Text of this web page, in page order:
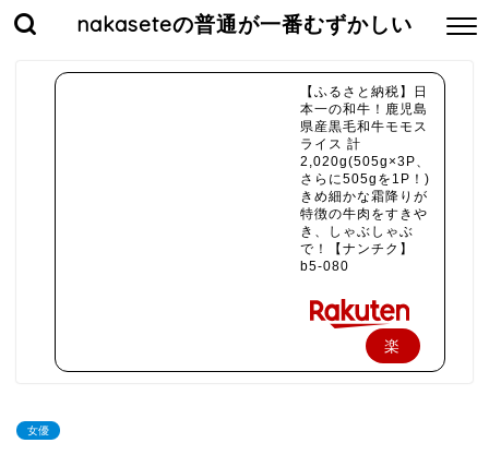
nakaseteの普通が一番むずかしい
【ふるさと納税】日
本一の和牛！鹿児島
県産黒毛和牛モモス
ライス 計
2,020g(505g×3P、
さらに505gを1P！)
きめ細かな霜降りが
特徴の牛肉をすきや
き、しゃぶしゃぶ
で！【ナンチク】
b5-080
楽
女優